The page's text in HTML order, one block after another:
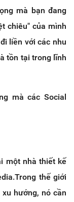
mà bạn đang
chiêu" của mình
liền với các nhu
tồn tại trong lĩnh
mà các Social
một nhà thiết kế
thế giới
hướng, nó cần